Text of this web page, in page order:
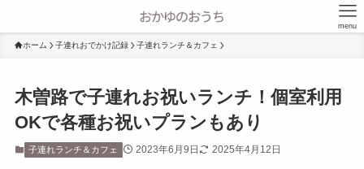
menu
ホーム 子連れおでかけ記録 子連れランチ＆カフェ
木曽路で子連れお祝いランチ！個室利用
OKで各種お祝いプランもあり
子連れランチ＆カフェ 2023年6月9日 2025年4月12日